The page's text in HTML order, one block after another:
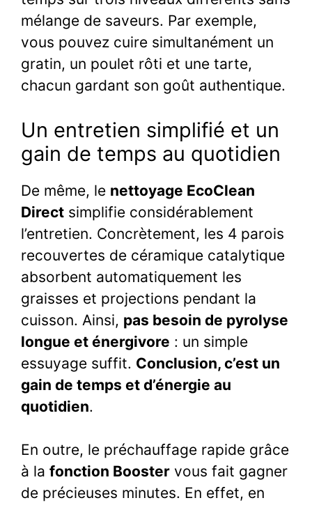
mélange de saveurs. Par exemple,
vous pouvez cuire simultanément un
gratin, un poulet rôti et une tarte,
chacun gardant son goût authentique.
Un entretien simplifié et un
gain de temps au quotidien
De même, le nettoyage EcoClean
Direct simplifie considérablement
l’entretien. Concrètement, les 4 parois
recouvertes de céramique catalytique
absorbent automatiquement les
graisses et projections pendant la
cuisson. Ainsi, pas besoin de pyrolyse
longue et énergivore : un simple
essuyage suffit. Conclusion, c’est un
gain de temps et d’énergie au
quotidien.
En outre, le préchauffage rapide grâce
à la fonction Booster vous fait gagner
de précieuses minutes. En effet, en